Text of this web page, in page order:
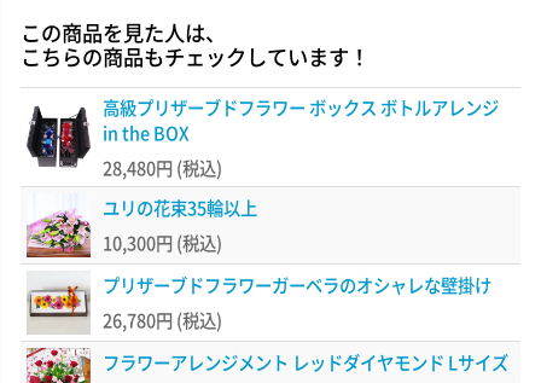
この商品を見た人は、
こちらの商品もチェックしています！
高級プリザーブドフラワー ボックス ボトルアレンジ
in the BOX
28,480円 (税込)
ユリの花束35輪以上
10,300円 (税込)
プリザーブドフラワーガーベラのオシャレな壁掛け
26,780円 (税込)
フラワーアレンジメント レッドダイヤモンド Lサイズ